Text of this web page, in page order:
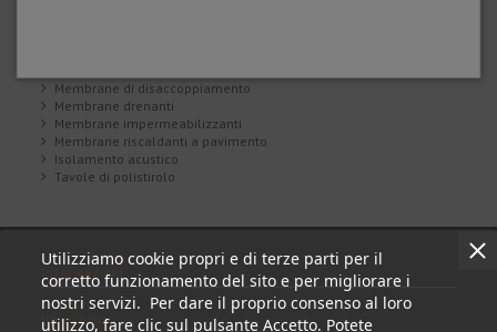
Membrane di disaccoppiamento
Membrane drenanti
Membrane impermeabilizzanti
Membrane riscaldanti a pavimento
Isolamento acustico
Tavole di polistirolo
Utilizziamo cookie propri e di terze parti per il
corretto funzionamento del sito e per migliorare i
nostri servizi. Per dare il proprio consenso al loro
utilizzo, fare clic sul pulsante Accetto. Potete
Informazioni
Il mio conto